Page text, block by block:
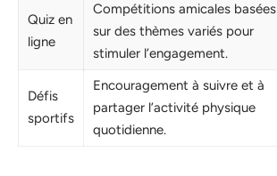
Quiz en
ligne
Compétitions amicales basées
sur des thèmes variés pour
stimuler l’engagement.
Défis
sportifs
Encouragement à suivre et à
partager l’activité physique
quotidienne.